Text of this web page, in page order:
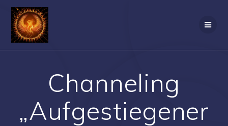
Channeling
„Aufgestiegener